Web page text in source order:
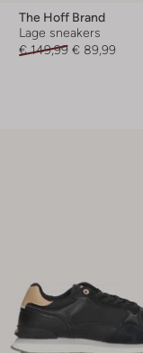
The Hoff Brand
Lage sneakers
€ 149,99 € 89,99